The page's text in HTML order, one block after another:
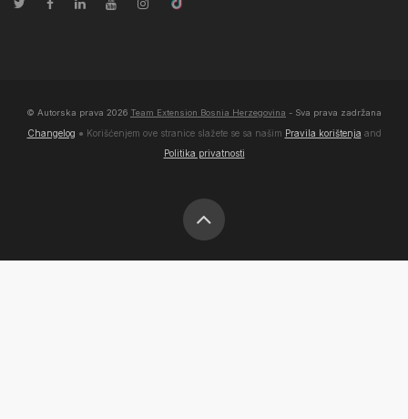
© Autorska prava 2026 Team Extension Bosnia Herzegovina - Sva prava zadržana
Changelog ● Korišćenjem ove stranice slažete se sa našim Pravila korištenja and
Politika privatnosti